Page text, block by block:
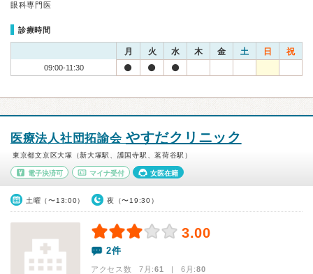
眼科専門医
診療時間
月 火 水 木 金 土 日 祝
09:00-11:30
医療法人社団拓諭会 やすだクリニック
東京都文京区大塚（新大塚駅、護国寺駅、茗荷谷駅）
電子決済可 マイナ受付 女医在籍
土曜（〜13:00） 夜（〜19:30）
3.00
2件
アクセス数 7月:61 | 6月:80